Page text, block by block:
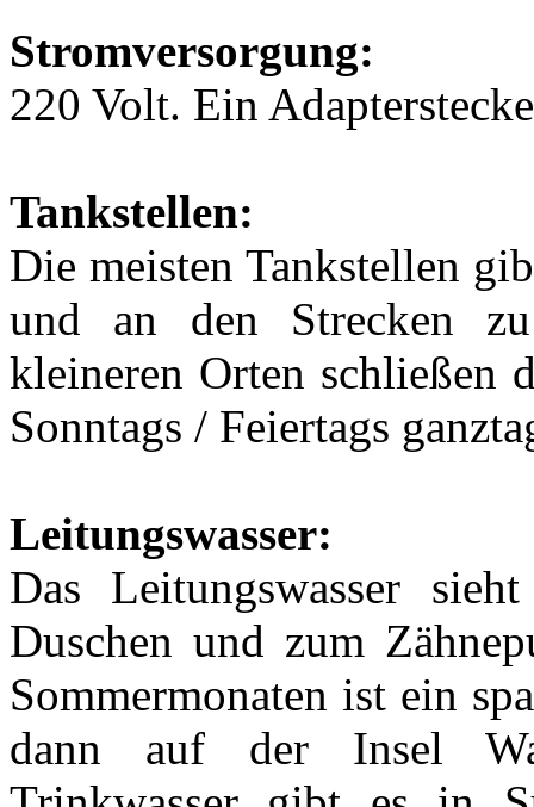
Stromversorgung:
220 Volt. Ein
Tankstellen:
Die meisten Tankstellen
und an den Strecken
kleineren Orten schließen
Sonntags / Feiertags
Leitungswasser:
Das Leitungswasser
Duschen und zum
Sommermonaten ist ein
dann auf der Insel